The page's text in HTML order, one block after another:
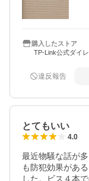
請することをお勧
防犯カメラ3台、
になりました。
がこれからも地
を掃除していま
購入したストア
TP-Link公式ダイ
違反報告
とてもいい
4.0
最近物騒な話が
も防犯効果があ
した。ビス４本